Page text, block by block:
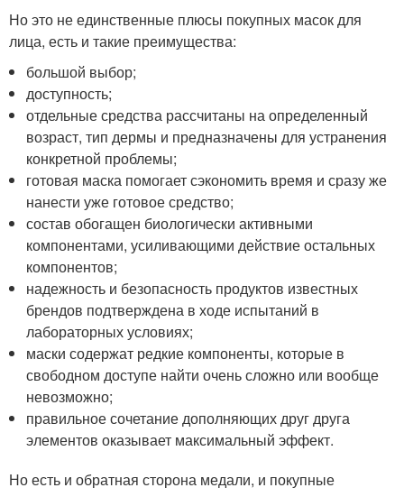
Но это не единственные плюсы покупных масок для
лица, есть и такие преимущества:
большой выбор;
доступность;
отдельные средства рассчитаны на определенный
возраст, тип дермы и предназначены для устранения
конкретной проблемы;
готовая маска помогает сэкономить время и сразу же
нанести уже готовое средство;
состав обогащен биологически активными
компонентами, усиливающими действие остальных
компонентов;
надежность и безопасность продуктов известных
брендов подтверждена в ходе испытаний в
лабораторных условиях;
маски содержат редкие компоненты, которые в
свободном доступе найти очень сложно или вообще
невозможно;
правильное сочетание дополняющих друг друга
элементов оказывает максимальный эффект.
Но есть и обратная сторона медали, и покупные